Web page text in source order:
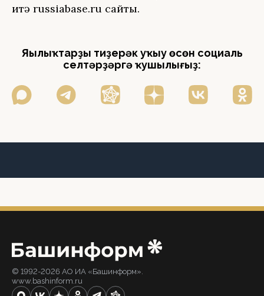
итә russiabase.ru сайты.
Яңылыҡтарҙы тиҙерәк уҡыу өсөн социаль
селтәрҙәргә ҡушылығыҙ:
© 1992-2026 АО ИА «Башинформ».
www.bashinform.ru